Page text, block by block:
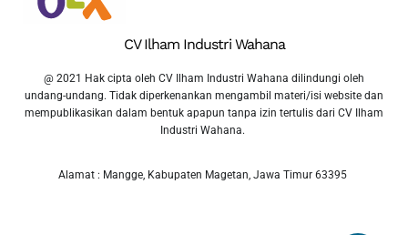
CV Ilham Industri Wahana
@ 2021 Hak cipta oleh CV Ilham Industri Wahana dilindungi oleh
undang-undang. Tidak diperkenankan mengambil materi/isi website dan
mempublikasikan dalam bentuk apapun tanpa izin tertulis dari CV Ilham
Industri Wahana.
Alamat : Mangge, Kabupaten Magetan, Jawa Timur 63395